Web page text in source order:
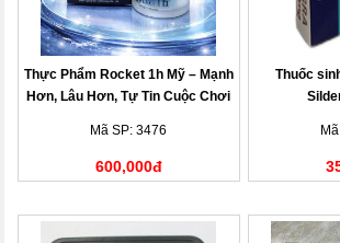
Thực Phẩm Rocket 1h Mỹ – Mạnh
Hơn, Lâu Hơn, Tự Tin Cuộc Chơi
Mã SP: 3476
600,000đ
Thuốc